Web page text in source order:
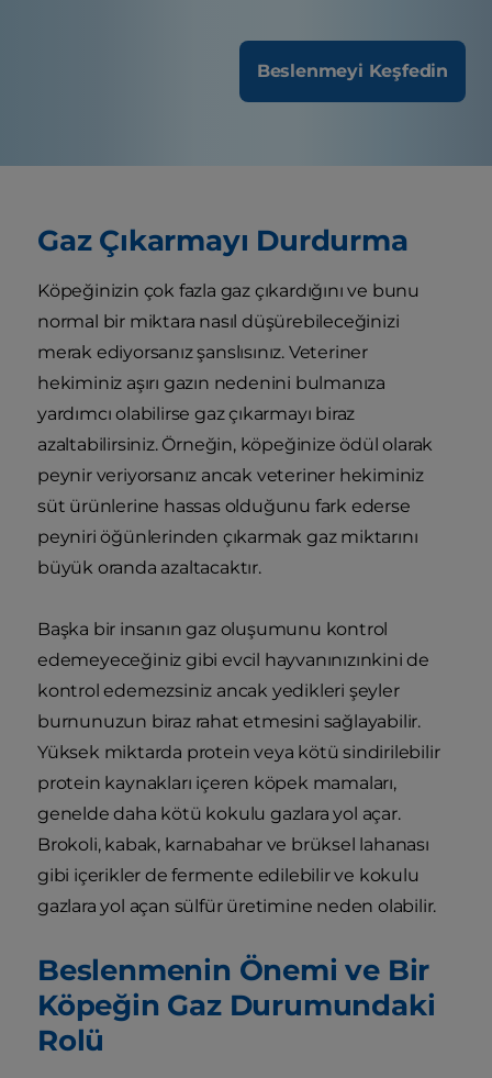
Beslenmeyi Keşfedin
Gaz Çıkarmayı Durdurma
Köpeğinizin çok fazla gaz çıkardığını ve bunu
normal bir miktara nasıl düşürebileceğinizi
merak ediyorsanız şanslısınız. Veteriner
hekiminiz aşırı gazın nedenini bulmanıza
yardımcı olabilirse gaz çıkarmayı biraz
azaltabilirsiniz. Örneğin, köpeğinize ödül olarak
peynir veriyorsanız ancak veteriner hekiminiz
süt ürünlerine hassas olduğunu fark ederse
peyniri öğünlerinden çıkarmak gaz miktarını
büyük oranda azaltacaktır.
Başka bir insanın gaz oluşumunu kontrol
edemeyeceğiniz gibi evcil hayvanınızınkini de
kontrol edemezsiniz ancak yedikleri şeyler
burnunuzun biraz rahat etmesini sağlayabilir.
Yüksek miktarda protein veya kötü sindirilebilir
protein kaynakları içeren köpek mamaları,
genelde daha kötü kokulu gazlara yol açar.
Brokoli, kabak, karnabahar ve brüksel lahanası
gibi içerikler de fermente edilebilir ve kokulu
gazlara yol açan sülfür üretimine neden olabilir.
Beslenmenin Önemi ve Bir
Köpeğin Gaz Durumundaki
Rolü